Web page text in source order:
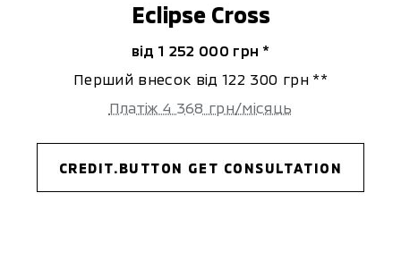
Eclipse Cross
від 1 252 000 гpн *
Перший внесок від 122 300 гpн **
Платіж 4 368 гpн/місяць
CREDIT.BUTTON GET CONSULTATION